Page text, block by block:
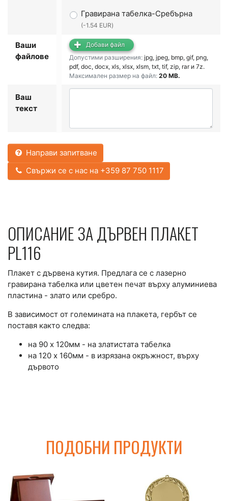
Гравирана табелка-Сребърна
(-1.54 EUR)
Ваши
файлове
Добави файл
Допустими разширения: jpg, jpeg, bmp, gif, png,
pdf, doc, docx, xls, xlsx, xlsm, txt, tif, zip, rar и 7z.
Максимален размер на файл: 20 MB.
Ваш
текст
Направи запитване
Свържи се с нас на +359 87 750 1117
ОПИСАНИЕ ЗА ДЪРВЕН ПЛАКЕТ
PL116
Плакет с дървена кутия. Предлага се с лазерно
гравирана табелка или цветен печат върху алуминиева
пластина - злато или сребро.
В зависимост от големината на плакета, гербът се
поставя както следва:
на 90 х 120мм - на златистата табелка
на 120 х 160мм - в изрязана окръжност, върху
дървото
ПОДОБНИ ПРОДУКТИ